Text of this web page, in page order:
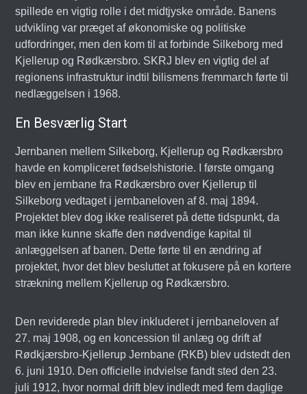
spillede en vigtig rolle i det midtjyske område. Banens
udvikling var præget af økonomiske og politiske
udfordringer, men den kom til at forbinde Silkeborg med
Kjellerup og Rødkærsbro. SKRJ blev en vigtig del af
regionens infrastruktur indtil bilismens fremmarch førte til
nedlæggelsen i 1968.
En Besværlig Start
Jernbanen mellem Silkeborg, Kjellerup og Rødkærsbro
havde en kompliceret fødselshistorie. I første omgang
blev en jernbane fra Rødkærsbro over Kjellerup til
Silkeborg vedtaget i jernbaneloven af 8. maj 1894.
Projektet blev dog ikke realiseret på dette tidspunkt, da
man ikke kunne skaffe den nødvendige kapital til
anlæggelsen af banen. Dette førte til en ændring af
projektet, hvor det blev besluttet at fokusere på en kortere
strækning mellem Kjellerup og Rødkærsbro.
Den reviderede plan blev inkluderet i jernbaneloven af
27. maj 1908, og en koncession til anlæg og drift af
Rødkjærsbro-Kjellerup Jernbane (RKB) blev udstedt den
6. juni 1910. Den officielle indvielse fandt sted den 23.
juli 1912, hvor normal drift blev indledt med fem daglige